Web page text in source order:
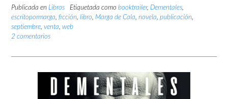
Publicada en Libros Etiquetada como booktrailer, Dementales,
escritopormarga, ficción, libro, Marga de Cala, novela, publicación,
septiembre, venta, web
2 comentarios